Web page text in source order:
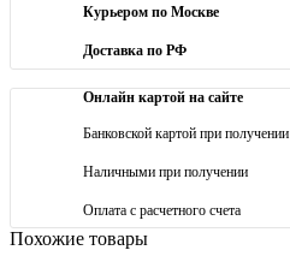
Курьером по Москве
Доставка по РФ
Онлайн картой на сайте
Банковской картой при получении
Наличными при получении
Оплата с расчетного счета
Похожие товары